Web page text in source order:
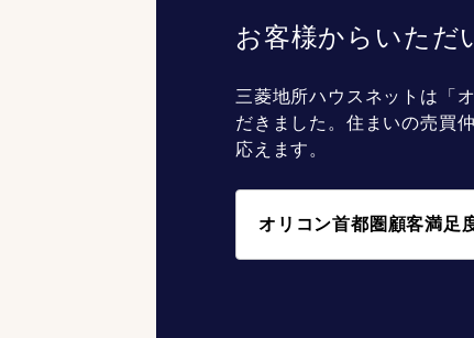
お客様からいただ
三菱地所ハウスネットは「
だきました。住まいの売買
応えます。
オリコン首都圏顧客満足